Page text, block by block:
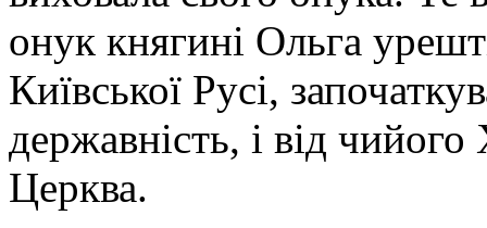
онук княгині Ольга
Київської Русі,
державність, і від
Церква.